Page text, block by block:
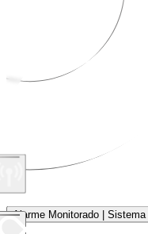
Alarme Monitorado |